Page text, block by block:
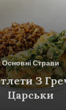
Основні Страви
З
Царськи